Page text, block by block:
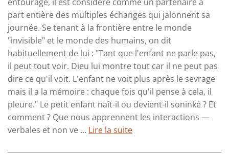
part entière des multiples échanges qui jalonnent sa
journée. Se tenant à la frontière entre le monde
"invisible" et le monde des humains, on dit
habituellement de lui : "Tant que l'enfant ne parle pas,
il peut tout voir. Dieu lui montre tout car il ne peut pas
dire ce qu'il voit. L'enfant ne voit plus après le sevrage
mais il a la mémoire : chaque fois qu'il pense à cela, il
pleure." Le petit enfant naît-il ou devient-il soninké ? Et
comment ? Que nous apprennent les interactions —
verbales et non ve ... Lire la suite